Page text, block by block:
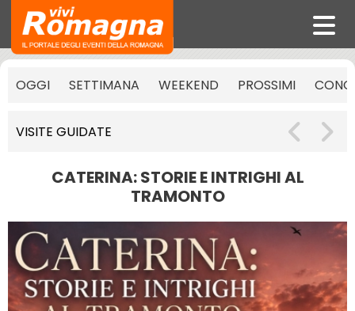
OGGI SETTIMANA WEEKEND PROSSIMI
VISITE GUIDATE
CATERINA: STORIE E INTRIGHI AL
TRAMONTO